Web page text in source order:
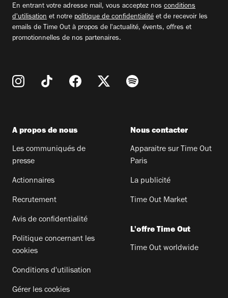
En entrant votre adresse mail, vous acceptez nos conditions
d'utilisation et notre politique de confidentialité et de recevoir les
emails de Time Out à propos de l'actualité, évents, offres et
promotionnelles de nos partenaires.
A propos de nous
Les communiqués de
presse
Actionnaires
Recrutement
Avis de confidentialité
Politique concernant les
cookies
Conditions d'utilisation
Gérer les cookies
Nous contacter
Apparaitre sur Time Out
Paris
La publicité
Time Out Market
L'offre Time Out
Time Out worldwide